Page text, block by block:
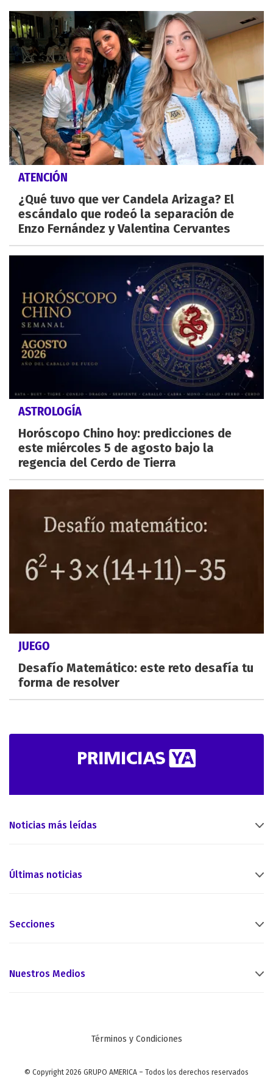
ATENCIÓN
¿Qué tuvo que ver Candela Arizaga? El
escándalo que rodeó la separación de
Enzo Fernández y Valentina Cervantes
ASTROLOGÍA
Horóscopo Chino hoy: predicciones de
este miércoles 5 de agosto bajo la
regencia del Cerdo de Tierra
JUEGO
Desafío Matemático: este reto desafía tu
forma de resolver
Noticias más leídas
Últimas noticias
Secciones
Nuestros Medios
Términos y Condiciones
© Copyright 2026 GRUPO AMERICA – Todos los derechos reservados